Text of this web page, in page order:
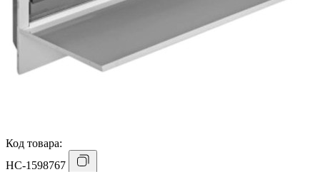
Код товара:
НС-1598767